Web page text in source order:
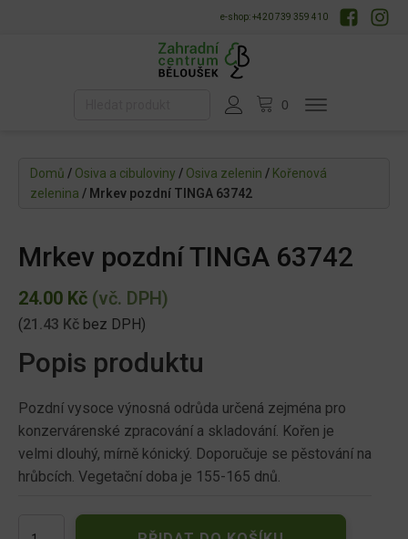
e-shop: +420 739 359 410
Domů / Osiva a cibuloviny / Osiva zelenin / Kořenová
zelenina / Mrkev pozdní TINGA 63742
Mrkev pozdní TINGA 63742
24.00 Kč (vč. DPH)
(21.43 Kč bez DPH)
Popis produktu
Pozdní vysoce výnosná odrůda určená zejména pro
konzervárenské zpracování a skladování. Kořen je
velmi dlouhý, mírně kónický. Doporučuje se pěstování na
hrůbcích. Vegetační doba je 155-165 dnů.